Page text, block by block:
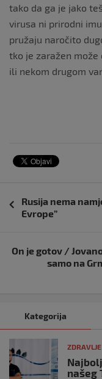
tako da ga je jako
virusa ni prirodni
pružaju naročito
tko je zaražen
ili nekom drugom
objava
Rusija nema
Evrope”
On je gotov /
samo na
Kategorija
ZDRAVLJE
našeg